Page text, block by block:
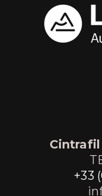
Cintrafil
+33